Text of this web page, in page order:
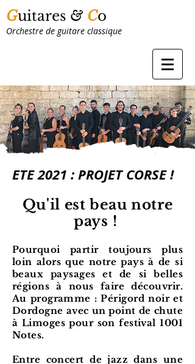
Guitares & Co
Orchestre de guitare classique
ETE 2021 : PROJET CORSE !
Qu'il est beau notre
pays !
Pourquoi partir toujours plus
loin alors que notre pays à de si
beaux paysages et de si belles
régions à nous faire découvrir.
Au programme :Périgord noir et
Dordogne avec un point de chute
à Limoges pour son festival 1001
Notes.
Entre concert de jazz dans une